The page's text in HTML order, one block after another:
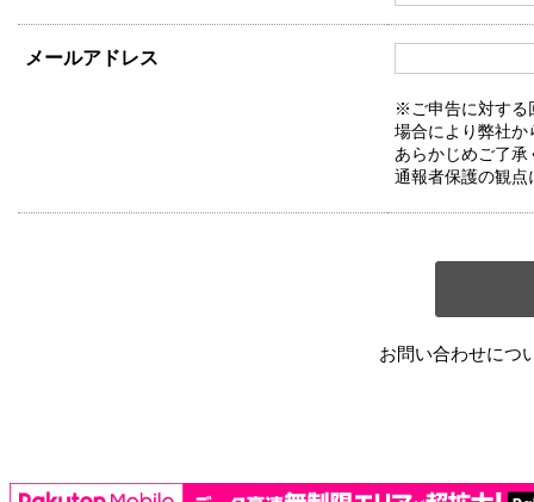
メールアドレス
※ご申告に対する
場合により弊社か
あらかじめご了承
通報者保護の観点
お問い合わせにつ